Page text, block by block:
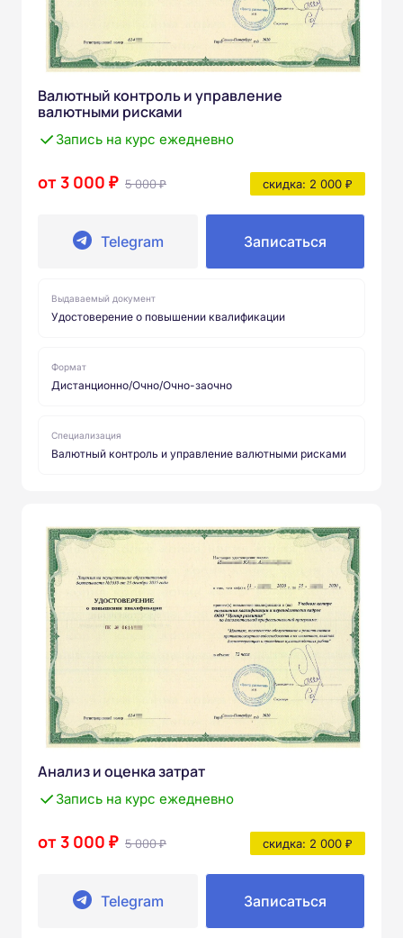
Валютный контроль и управление
валютными рисками
Запись на курс ежедневно
от 3 000 ₽ 5 000 ₽ скидка: 2 000 ₽
Telegram Записаться
Выдаваемый документ
Удостоверение о повышении квалификации
Формат
Дистанционно/Очно/Очно-заочно
Специализация
Валютный контроль и управление валютными рисками
Анализ и оценка затрат
Запись на курс ежедневно
от 3 000 ₽ 5 000 ₽ скидка: 2 000 ₽
Telegram Записаться